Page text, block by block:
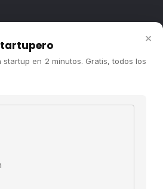
↗
×
en 2 minutos. Gratis, todos los